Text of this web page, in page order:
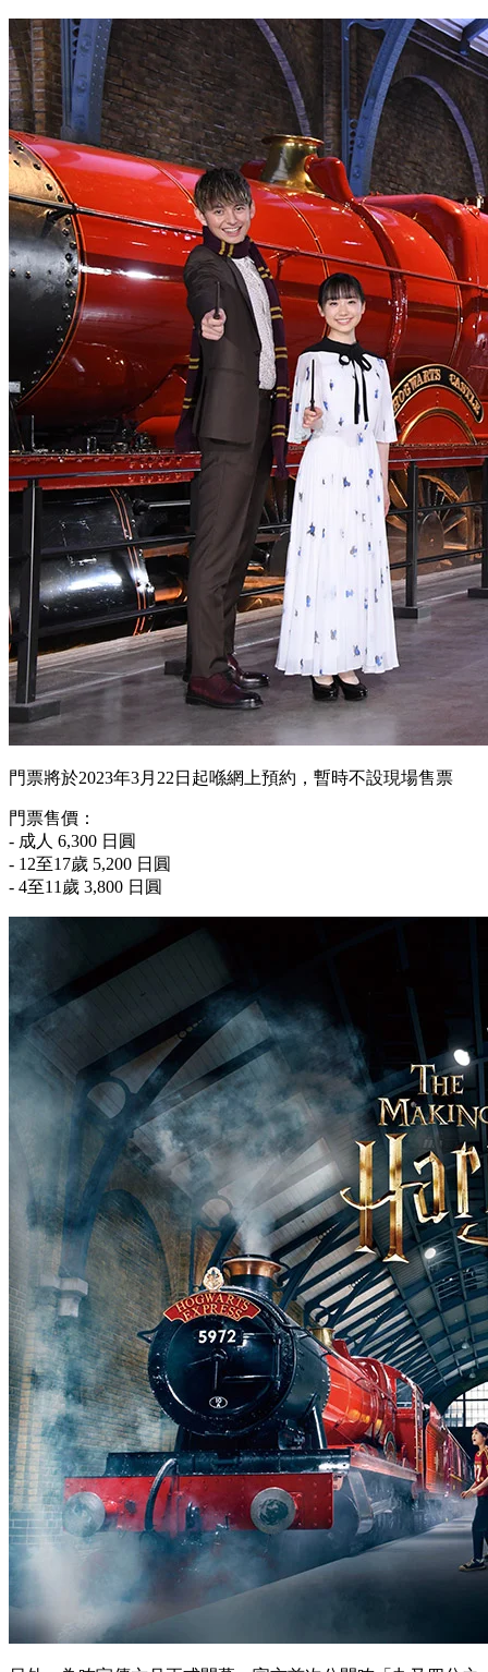
門票將於2023年3月22日起喺網上預約，暫時不設現場售票
門票售價：
- 成人 6,300 日圓
- 12至17歲 5,200 日圓
- 4至11歲 3,800 日圓